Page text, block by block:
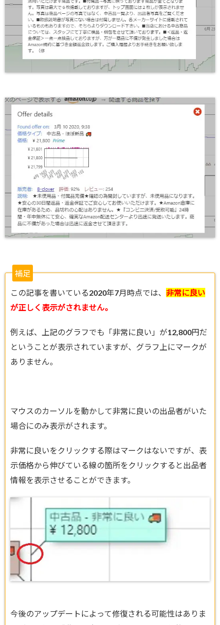
補足
この記事を書いている2020年7月時点では、 非常に良い
が正しく表示がされません。
例えば、上記のグラフでも「非常に良い」が12,800円だ
ということが表示されていますが、グラフ上にマークが
ありません。
マウスのカーソルを動かして非常に良いの出品者がいた
場合にのみ表示がされます。
非常に良いをクリックする際はマークはないですが、表
示価格から伸びている線の箇所をクリックすると出品者
情報を表示させることができます。
今後のアップデートによって修復される可能性はありま